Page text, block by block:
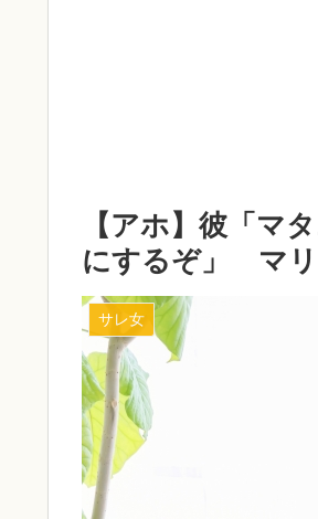
【アホ】彼「マ
にするぞ」 マリ
サレ女